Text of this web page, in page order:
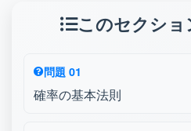
このセクショ
問題 01
確率の基本法則